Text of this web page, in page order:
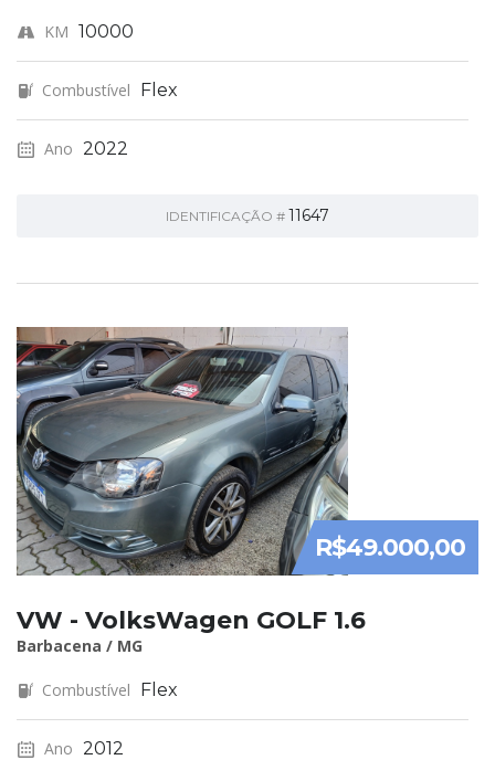
KM 10000
Combustível Flex
Ano 2022
IDENTIFICAÇÃO # 11647
R$49.000,00
VW - VolksWagen GOLF 1.6
Barbacena / MG
Combustível Flex
Ano 2012